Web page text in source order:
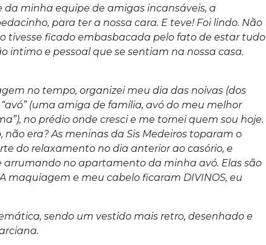
minha equipe de amigas incansáveis, a
para ter a nossa cara. E teve! Foi lindo. Não
tivesse ficado embasbacada pelo fato de estar tudo
intimo e pessoal que se sentiam na nossa casa.
no tempo, organizei meu dia das noivas (dos
(uma amiga de família, avó do meu melhor
no prédio onde cresci e me tornei quem sou hoje.
era? As meninas da Sis Medeiros toparam o
do relaxamento no dia anterior ao casório, e
no apartamento da minha avó. Elas são
maquiagem e meu cabelo ficaram DIVINOS, eu
sendo um vestido mais retro, desenhado e